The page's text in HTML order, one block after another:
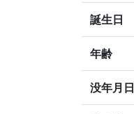
誕生日
年齢
没年月日